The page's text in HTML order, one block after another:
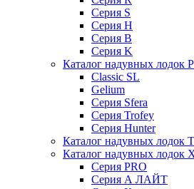
Серия S
Серия H
Серия B
Серия K
Каталог надувных лодок
Classic SL
Gelium
Серия Sfera
Серия Trofey
Серия Hunter
Каталог надувных лодок
Каталог надувных лодок
Серия PRO
Серия А ЛАЙТ